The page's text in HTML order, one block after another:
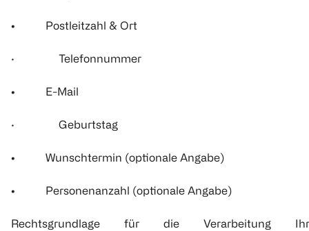
• Postleitzahl & Ort
· Telefonnummer
• E-Mail
· Geburtstag
• Wunschtermin (optionale Angabe)
• Personenanzahl (optionale Angabe)
Rechtsgrundlage für die Verarbeitung